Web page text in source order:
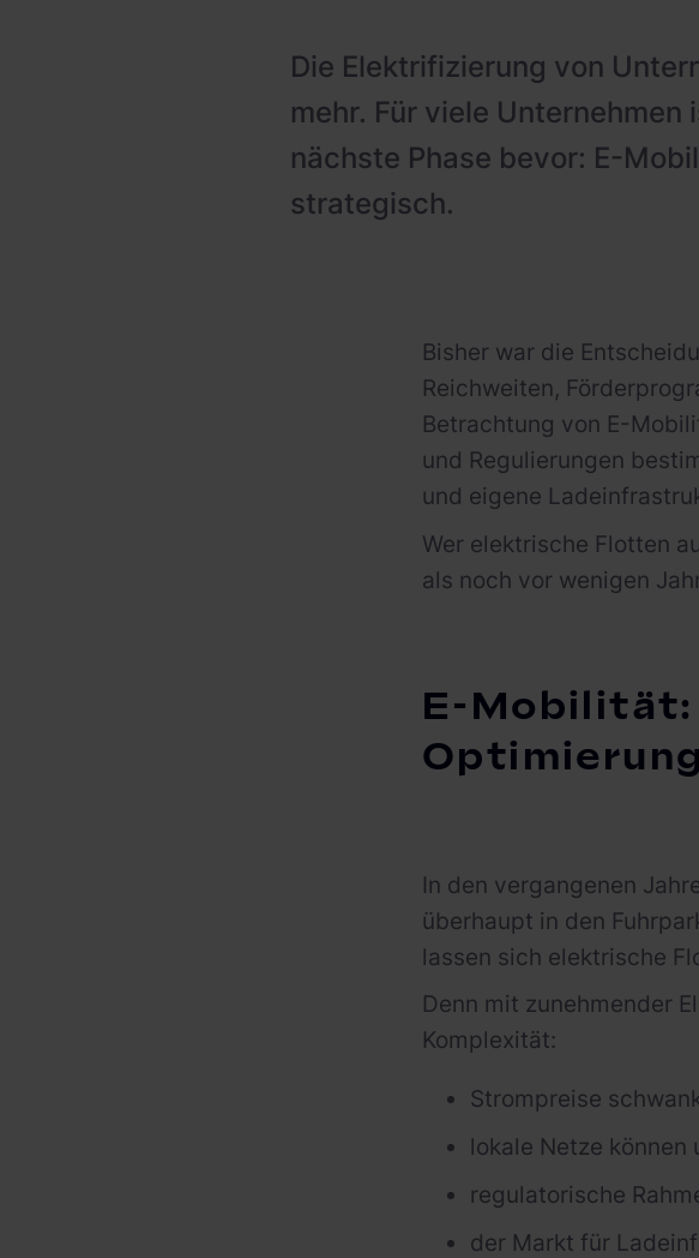
Leasinggesellschaften
Die Elektrifizierung von
mehr. Für viele
nächste Phase bevor: E-
strategisch.
Bisher war die
Reichweiten,
Betrachtung von E-
und Regulierungen
und eigene
Wer elektrische Flotten
als noch vor wenigen
E-Mobilität:
Optimierung
In den vergangenen
überhaupt in den
lassen sich elektrische
Denn mit zunehmender
Komplexität:
Strompreise
lokale Netze
regulatorische
der Markt für